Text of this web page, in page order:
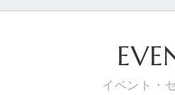
イベント・